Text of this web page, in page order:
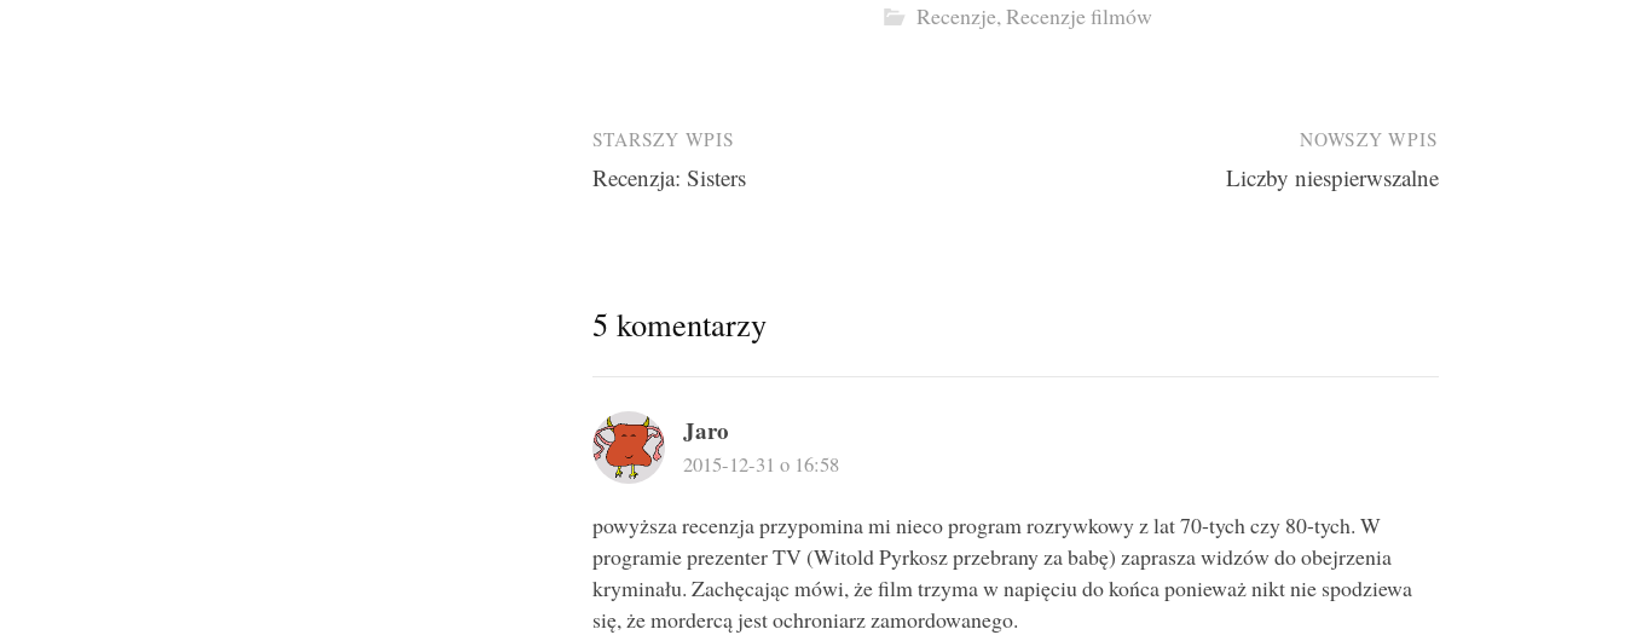
Recenzje,Recenzje filmów
Post
navigation
STARSZY WPIS
Recenzja: Sisters
NOWSZY WPIS
Liczby niespierwszalne
5 komentarzy
Jaro
2015-12-31 o 16:58
powyższa recenzja przypomina mi nieco program rozrywkowy z lat 70-tych czy 80-tych. W
programie prezenter TV (Witold Pyrkosz przebrany za babę) zaprasza widzów do obejrzenia
kryminału. Zachęcając mówi, że film trzyma w napięciu do końca ponieważ nikt nie spodziewa
się, że mordercą jest ochroniarz zamordowanego.